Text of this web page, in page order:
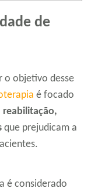
de
o objetivo desse
é focado
reabilitação,
que prejudicam a
é considerado